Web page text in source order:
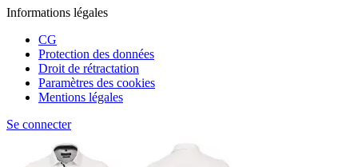
Informations légales
CG
Protection des données
Droit de rétractation
Paramètres des cookies
Mentions légales
Se connecter